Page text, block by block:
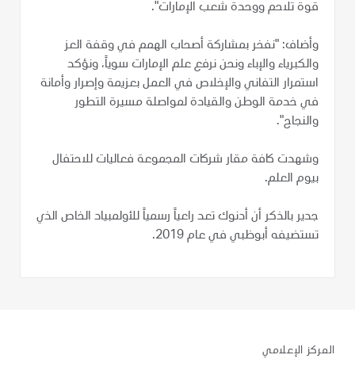
قوة تلاحم ووحدة شعب الإمارات".
وأضاف: "نفخر بمشاركة أصحاب الهمم في وقفة العز
والكبرياء والإباء ونحن نرفع علم الإمارات سوياً، ونؤكد
استمرار التفاني والإخلاص في العمل بعزيمة وإصرار وأمانة
في خدمة الوطن والقيادة لمواصلة مسيرة التطور
والنجاح".
وشهدت كافة مقار شركات المجموعة فعاليات للاحتفال
بيوم العلم.
جدير بالذكر أن أدنوك تعد راعياً رسمياً للأولمبياد الخاص الذي
تستضيفه أبوظبي في عام 2019.
المركز الإعلامي